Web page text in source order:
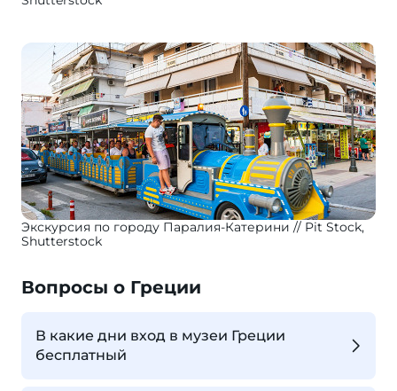
Экскурсия по городу Паралия-Катерини
Pit Stock,
Shutterstock
Вопросы о Греции
В какие дни вход в музеи Греции
бесплатный